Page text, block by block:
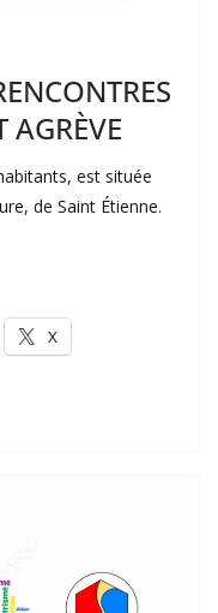
est située
de Saint Étienne.
X